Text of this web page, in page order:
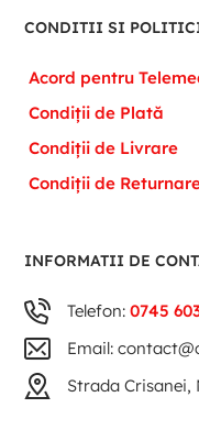
CONDITII SI
Acord pentru
Condiții de Plată
Condiții de Livrare
Condiții de
INFORMATII DE
Telefon:0745
Email:
Strada Crisanei,